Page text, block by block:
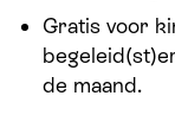
Gratis voor
de maand.